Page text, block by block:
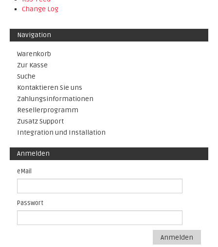
Change Log
Navigation
Warenkorb
Zur Kasse
Suche
Kontaktieren Sie uns
Zahlungsinformationen
Resellerprogramm
Zusatz Support
Integration und Installation
Anmelden
eMail
Passwort
Anmelden